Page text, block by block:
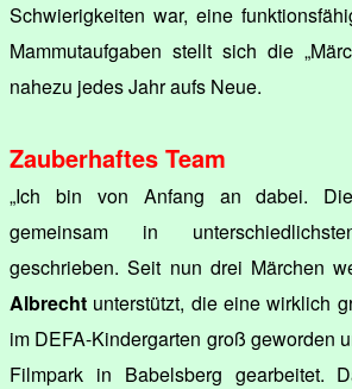
Schwierigkeiten war, eine
Mammutaufgaben stellt sich die
nahezu jedes Jahr aufs Neue.
Zauberhaftes Team
„Ich bin von Anfang an dabei.
gemeinsam in
geschrieben. Seit nun drei Märchen
Albrecht unterstützt, die eine wirklich
im DEFA-Kindergarten groß geworden
Filmpark in Babelsberg gearbeitet.